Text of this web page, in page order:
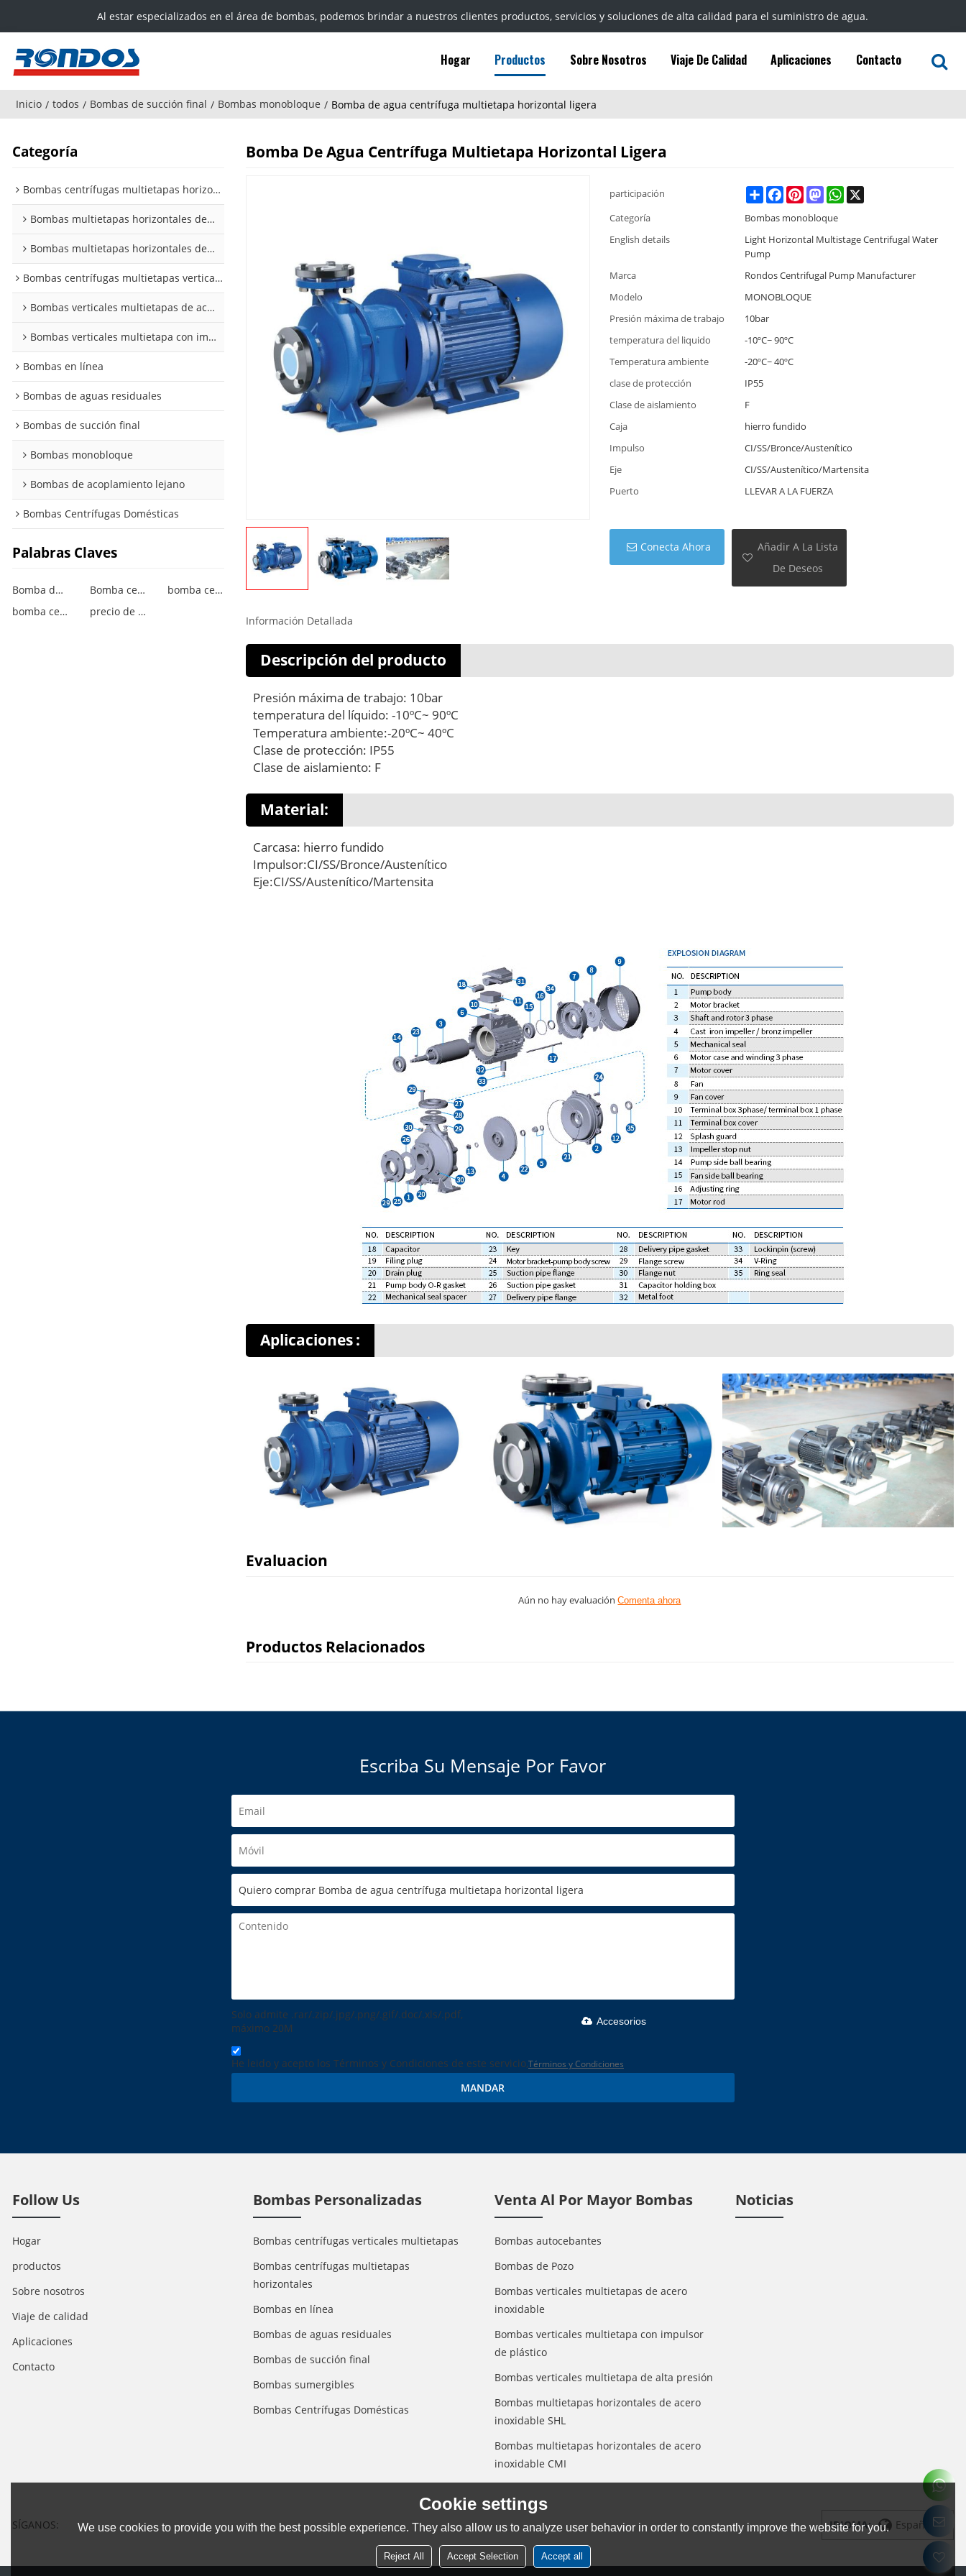
Al estar especializados en el área de bombas, podemos brindar a nuestros clientes productos, servicios y soluciones de alta calidad para el suministro de agua.
Hogar Productos Sobre Nosotros Viaje De Calidad Aplicaciones Contacto
Inicio / todos / Bombas de succión final / Bombas monobloque / Bomba de agua centrífuga multietapa horizontal ligera
Categoría
Bombas centrífugas multietapas horizontales
Bombas multietapas horizontales de acero inoxidable SHL
Bombas multietapas horizontales de acero inoxidable CMI
Bombas centrífugas multietapas verticales
Bombas verticales multietapas de acero inoxidable
Bombas verticales multietapa con impulsor de plástico
Bombas en línea
Bombas de aguas residuales
Bombas de succión final
Bombas monobloque
Bombas de acoplamiento lejano
Bombas Centrífugas Domésticas
Palabras Claves
Bomba de agua centrífuga multietapa Bomba centrífuga multietapa vertical
bomba centrífuga multietapa vertical grundfos
bomba centrífuga multietapa vertical grundfos cata
precio de la bomba centrífuga multietapa vertical
Bomba De Agua Centrífuga Multietapa Horizontal Ligera
participación ShareFacebookPinterestMastodonWhatsApp
X
Categoría
Bombas monobloque
English details
Light Horizontal Multistage Centrifugal Water
Pump
Marca
Rondos Centrifugal Pump Manufacturer
Modelo
MONOBLOQUE
Presión máxima de trabajo
10bar
temperatura del liquido
-10ºC~ 90ºC
Temperatura ambiente
-20ºC~ 40ºC
clase de protección
IP55
Clase de aislamiento
F
Caja
hierro fundido
Impulso
CI/SS/Bronce/Austenítico
Eje
CI/SS/Austenítico/Martensita
Puerto
LLEVAR A LA FUERZA
Conecta Ahora
Añadir A La Lista
De Deseos
Información Detallada
Descripción del producto
Presión máxima de trabajo: 10bar
temperatura del líquido: -10ºC~ 90ºC
Temperatura ambiente:-20ºC~ 40ºC
Clase de protección: IP55
Clase de aislamiento: F
Material:
Carcasa: hierro fundido
Impulsor:CI/SS/Bronce/Austenítico
Eje:CI/SS/Austenítico/Martensita
Aplicaciones:
Evaluacion
Aún no hay evaluaciónComenta ahora
Productos Relacionados
Escriba Su Mensaje Por Favor
Solo admite .rar/.zip/.jpg/.png/.gif/.doc/.xls/.pdf,
máximo 20M
Accesorios
He leido y acepto los Términos y Condiciones de este servicio,Términos y Condiciones
MANDAR
Follow Us
Hogar
productos
Sobre nosotros
Viaje de calidad
Aplicaciones
Contacto
Bombas Personalizadas
Bombas centrífugas verticales multietapas
Bombas centrífugas multietapas
horizontales
Bombas en línea
Bombas de aguas residuales
Bombas de succión final
Bombas sumergibles
Bombas Centrífugas Domésticas
Venta Al Por Mayor Bombas
Bombas autocebantes
Bombas de Pozo
Bombas verticales multietapas de acero
inoxidable
Bombas verticales multietapa con impulsor
de plástico
Bombas verticales multietapa de alta presión
Bombas multietapas horizontales de acero
inoxidable SHL
Bombas multietapas horizontales de acero
inoxidable CMI
Noticias
SÍGANOS: IDIOMA: Español
Cookie settings
We use cookies to provide you with the best possible experience. They also allow us to analyze user behavior in order to constantly improve the website for you.
Reject All Accept Selection Accept all